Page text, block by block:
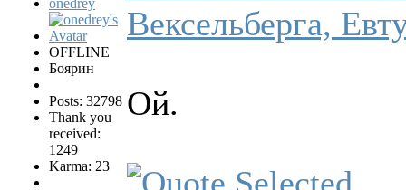
OFFLINE
Боярин
Posts: 32798
Thank you
received:
1249
Karma: 23
Вексельберга,
Ой.